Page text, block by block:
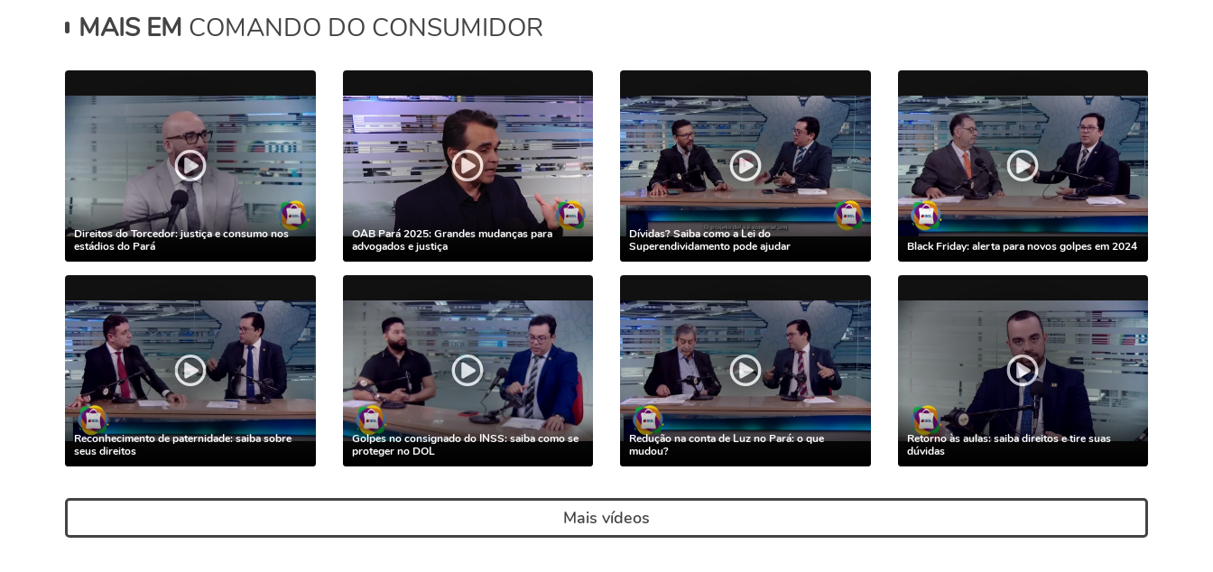
MAIS EM COMANDO DO CONSUMIDOR
Direitos do Torcedor: justiça e consumo nos
estádios do Pará
OAB Pará 2025: Grandes mudanças para
advogados e justiça
Dívidas? Saiba como a Lei do
Superendividamento pode ajudar
Black Friday: alerta para novos golpes em 2024
Reconhecimento de paternidade: saiba sobre
seus direitos
Golpes no consignado do INSS: saiba como se
proteger no DOL
Redução na conta de Luz no Pará: o que
mudou?
Retorno às aulas: saiba direitos e tire suas
dúvidas
Mais vídeos